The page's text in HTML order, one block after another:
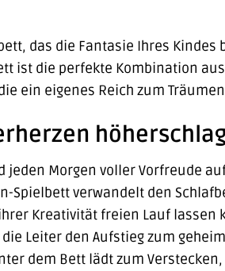
das die Fantasie Ihres
ist die perfekte Kombination
ein eigenes Reich zum
jeden Morgen voller Vorfreude
Spielbett verwandelt den
Kreativität freien Lauf
Leiter den Aufstieg zum
dem Bett lädt zum